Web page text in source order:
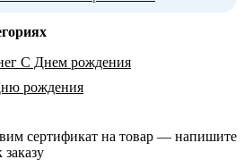
С Днем рождения
рождения
сертификат на товар — напишите